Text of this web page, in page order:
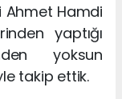
Ahmet Hamdi
yaptığı
yoksun
takip ettik.